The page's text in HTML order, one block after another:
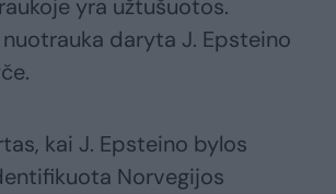
yra užtušuotos.
daryta J. Epsteino
kai J. Epsteino bylos
Norvegijos